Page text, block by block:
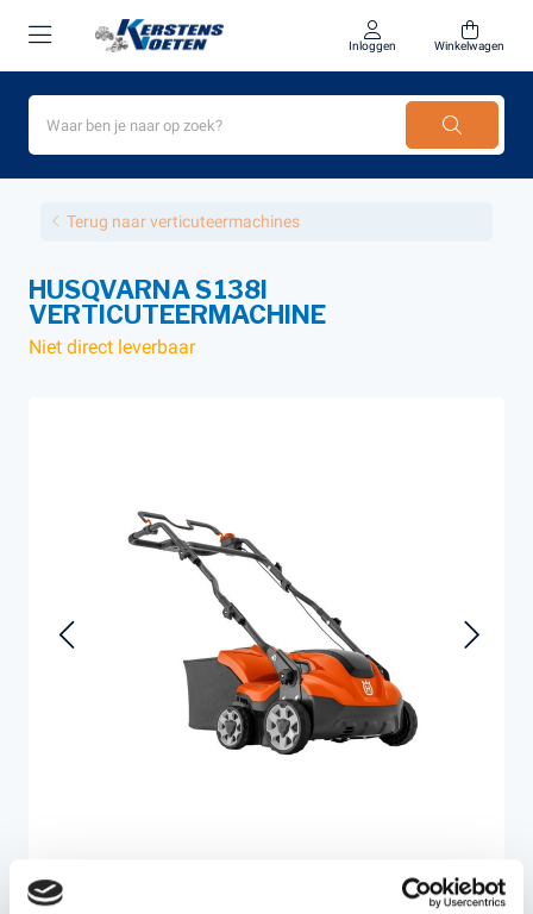
Inloggen Winkelwagen
Terug naar verticuteermachines
HUSQVARNA S 138I
VERTICUTEERMACHINE
Niet direct leverbaar